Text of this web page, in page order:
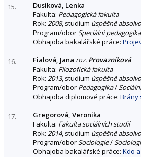
15.
Dusíková, Lenka
Fakulta: Pedagogická fakulta
Rok: 2008, studium úspěšně
Program/oborSpeciální pedagogika
Obhajoba bakalářské práce:
16. Fialová, Jana roz. Provazníková
Fakulta: Filozofická fakulta
Rok: 2013, studium úspěšně
Program/obor Pedagogika/
Obhajoba diplomové práce: Brány
17.
Gregorová, Veronika
Fakulta: Fakulta sociálních studií
Rok: 2014, studium úspěšně
Program/oborSociologie/
Obhajoba bakalářské práce: Kdo